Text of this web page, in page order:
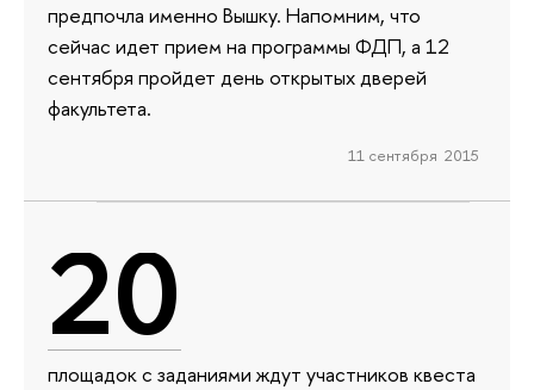
предпочла именно Вышку. Напомним, что
сейчас идет прием на программы ФДП, а 12
сентября пройдет день открытых дверей
факультета.
11 сентября 2015
20
площадок с заданиями ждут участников квеста